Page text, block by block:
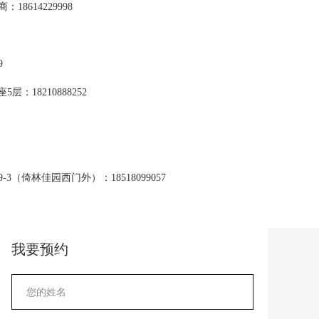
：18614229998
5层：18210888252
（倚林佳园西门外）：18518099057
我要预约